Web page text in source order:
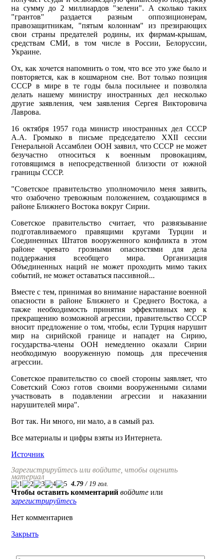
на сумму до 2 миллиардов "зелени". А сколько таких
"грантов" раздается разным оппозиционерам,
правозащитникам, "пятым колоннам" из презирающих
свои страны предателей родины, их фирмам-крышам,
средствам СМИ, в том числе в России, Белоруссии,
Украине.
Ох, как хочется напомнить о том, что все это уже было и
повторяется, как в кошмарном сне. Вот только позиция
СССР в мире в те годы была посильнее и позволяла
делать нашему министру иностранных дел несколько
другие заявления, чем заявления Сергея Викторовича
Лаврова.
16 октября 1957 года министр иностранных дел СССР
А.А. Громыко в письме председателю ХХII сессии
Генеральной Ассамблеи ООН заявил, что СССР не может
безучастно относиться к военным провокациям,
готовящимся в непосредственной близости от южной
границы СССР.
"Советское правительство уполномочило меня заявить,
что озабочено тревожным положением, создающимся в
районе Ближнего Востока вокруг Сирии.
Советское правительство считает, что развязывание
подготавливаемого правящими кругами Турции и
Соединенных Штатов вооруженного конфликта в этом
районе чревато грозными опасностями для дела
поддержания всеобщего мира. Организация
Объединенных наций не может проходить мимо таких
событий, не может оставаться пассивной...
Вместе с тем, принимая во внимание нарастание военной
опасности в районе Ближнего и Среднего Востока, а
также необходимость принятия эффективных мер к
прекращению возможной агрессии, правительство СССР
вносит предложение о том, чтобы, если Турция нарушит
мир на сирийской границе и нападет на Сирию,
государства-члены ООН немедленно оказали Сирии
необходимую вооруженную помощь для пресечения
агрессии.
Советское правительство со своей стороны заявляет, что
Советский Союз готов своими вооруженными силами
участвовать в подавлении агрессии и наказании
нарушителей мира".
Вот так. Ни много, ни мало, а в самый раз.
Все материалы и цифры взяты из Интернета.
Источник
Зарегистрируйтесь или войдите, чтобы оценить
материал
4.79 / 19 гол.
Чтобы оставить комментарий войдите или
зарегистрируйтесь
Нет комментариев
Закрыть